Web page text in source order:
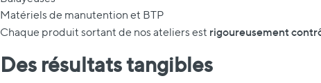
Matériels de manutention et BTP
Chaque produit sortant de nos ateliers est rigoureusement
Des résultats tangibles